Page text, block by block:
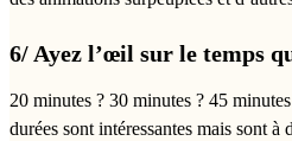
6/ Ayez l’œil sur le temps
20 minutes ? 30 minutes ? 45
durées sont intéressantes mais sont à